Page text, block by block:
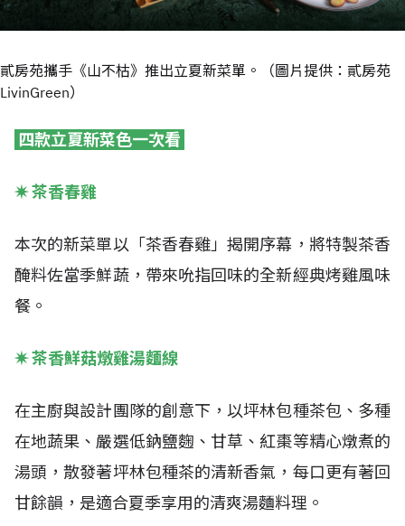
貳房苑攜手《山不枯》推出立夏新菜單。（圖片提供：貳房苑
LivinGreen）
四款立夏新菜色一次看
✷茶香春雞
本次的新菜單以「茶香春雞」揭開序幕，將特製茶香
醃料佐當季鮮蔬，帶來吮指回味的全新經典烤雞風味
餐。
✷茶香鮮菇燉雞湯麵線
在主廚與設計團隊的創意下，以坪林包種茶包、多種
在地蔬果、嚴選低鈉鹽麴、甘草、紅棗等精心燉煮的
湯頭，散發著坪林包種茶的清新香氣，每口更有著回
甘餘韻，是適合夏季享用的清爽湯麵料理。